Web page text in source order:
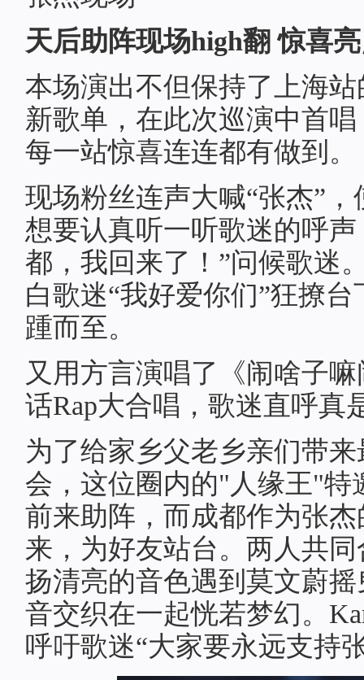
天后助阵现场high翻 惊喜
本场演出不但保持了上海
新歌单，在此次巡演中首
每一站惊喜连连都有做到。
现场粉丝连声大喊“张杰”
想要认真听一听歌迷的呼
都，我回来了！”问候歌迷
白歌迷“我好爱你们”狂撩
踵而至。
又用方言演唱了《闹啥子
话Rap大合唱，歌迷直呼真
为了给家乡父老乡亲们带
会，这位圈内的"人缘王"特
前来助阵，而成都作为张
来，为好友站台。两人共
扬清亮的音色遇到莫文蔚
音交织在一起恍若梦幻。
呼吁歌迷“大家要永远支持